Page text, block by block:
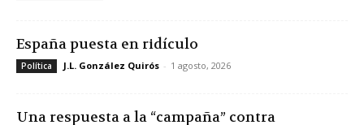
España puesta en ridículo
Política J.L. González Quirós - 1 agosto, 2026
Una respuesta a la “campaña” contra